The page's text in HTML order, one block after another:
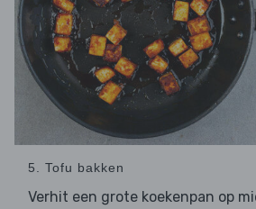
5. Tofu bakken
Verhit een grote koekenpan op